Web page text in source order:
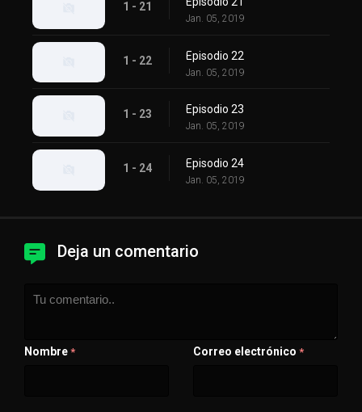
1 - 21
Jan. 05, 2019
1 - 22 Episodio 22
Jan. 05, 2019
1 - 23 Episodio 23
Jan. 05, 2019
1 - 24 Episodio 24
Jan. 05, 2019
Deja un comentario
Nombre * Correo electrónico *